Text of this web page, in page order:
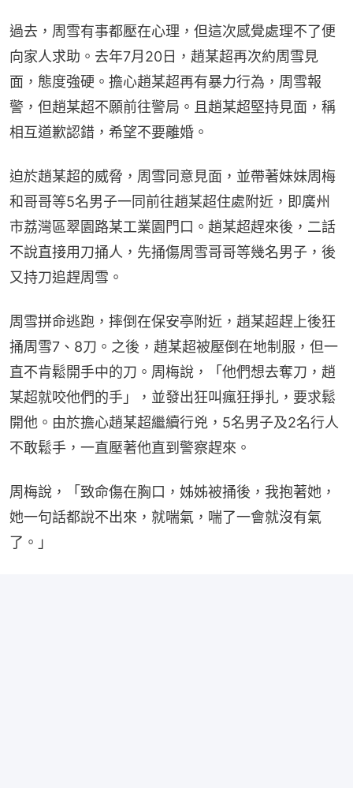
過去，周雪有事都壓在心理，但這次感覺處理不了便
向家人求助。去年7月20日，趙某超再次約周雪見
面，態度強硬。擔心趙某超再有暴力行為，周雪報
警，但趙某超不願前往警局。且趙某超堅持見面，稱
相互道歉認錯，希望不要離婚。
迫於趙某超的威脅，周雪同意見面，並帶著妹妹周梅
和哥哥等5名男子一同前往趙某超住處附近，即廣州
市荔灣區翠園路某工業園門口。趙某超趕來後，二話
不說直接用刀捅人，先捅傷周雪哥哥等幾名男子，後
又持刀追趕周雪。
周雪拼命逃跑，摔倒在保安亭附近，趙某超趕上後狂
捅周雪7、8刀。之後，趙某超被壓倒在地制服，但一
直不肯鬆開手中的刀。周梅說，「他們想去奪刀，趙
某超就咬他們的手」，並發出狂叫瘋狂掙扎，要求鬆
開他。由於擔心趙某超繼續行兇，5名男子及2名行人
不敢鬆手，一直壓著他直到警察趕來。
周梅說，「致命傷在胸口，姊姊被捅後，我抱著她，
她一句話都說不出來，就喘氣，喘了一會就沒有氣
了。」